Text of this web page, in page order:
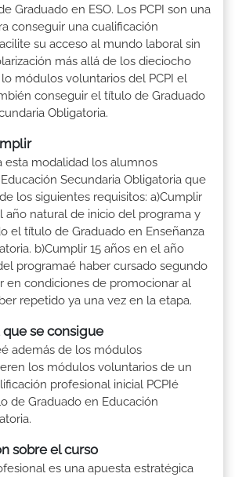
Graduado en ESO. Los PCPI son una
conseguir una cualificación
su acceso al mundo laboral sin
más allá de los dieciocho
módulos voluntarios del PCPI el
conseguir el título de Graduado
Obligatoria.
esta modalidad los alumnos
Secundaria Obligatoria que
los siguientes requisitos: a)Cumplir
año natural de inicio del programa y
el título de Graduado en Enseñanza
b)Cumplir 15 años en el año
programaé haber cursado segundo
en condiciones de promocionar al
repetido ya una vez en la etapa.
se consigue
además de los módulos
los módulos voluntarios de un
profesional inicial PCPIé
de Graduado en Educación
sobre el curso
es una apuesta estratégica